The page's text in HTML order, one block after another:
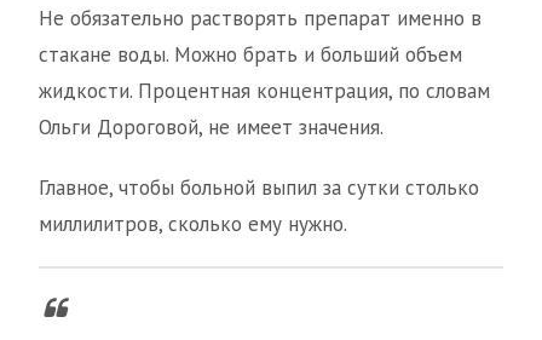
Не обязательно растворять препарат именно в
стакане воды. Можно брать и больший объем
жидкости. Процентная концентрация, по словам
Ольги Дороговой, не имеет значения.
Главное, чтобы больной выпил за сутки столько
миллилитров, сколько ему нужно.